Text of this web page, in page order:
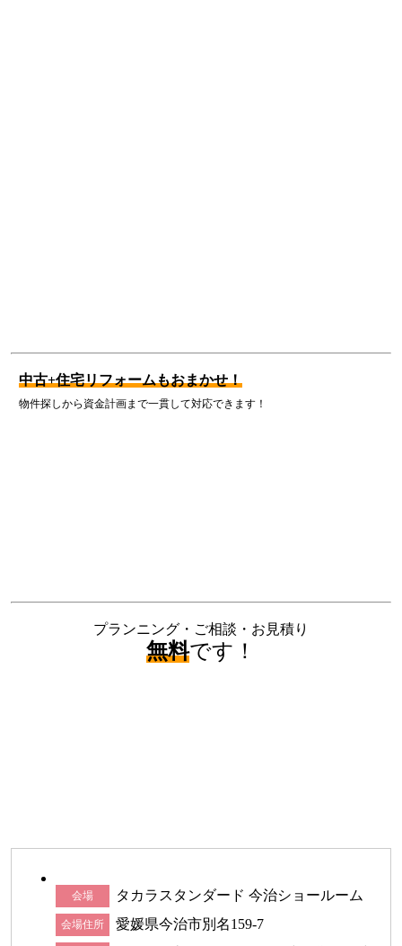
中古+住宅リフォームもおまかせ！
物件探しから資金計画まで一貫して対応できます！
プランニング・ご相談・お見積り
無料です！
会場 タカラスタンダード 今治ショールーム
会場住所 愛媛県今治市別名159-7